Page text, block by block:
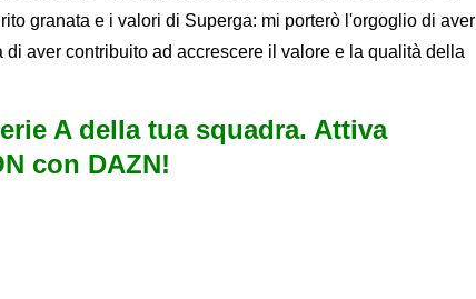
granata e i valori di Superga: mi porterò l'orgoglio di aver
di aver contribuito ad accrescere il valore e la qualità della
A della tua squadra. Attiva
con DAZN!